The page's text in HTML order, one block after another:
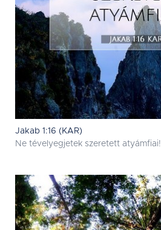
Jakab 1:16 (KAR)
Ne tévelyegjetek szeretett atyámfiai!